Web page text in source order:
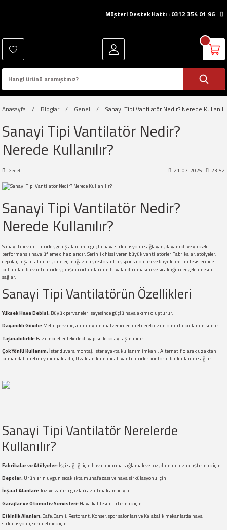
Müşteri Destek Hattı : 0312 354 01 96
Anasayfa Bloglar Genel Sanayi Tipi Vantilatör Nedir? Nerede
Sanayi Tipi Vantilatör Nedir?
Nerede Kullanılır?
Genel 21-07-2025 23:52
Sanayi Tipi Vantilatör Nedir?
Nerede Kullanılır?
Sanayi tipi vantilatörler, geniş alanlarda güçlü hava sirkülasyonu sağlayan, dayanıklı ve yüksek
performanslı hava üfleme cihazlarıdır. Serinlik hissi veren büyük vantilatörler Fabrikalar, atölyeler,
depolar, inşaat alanları, cafeler, mağazalar, restorantlar, spor salonları ve büyük üretim tesislerinde
kullanılan bu vantilatörler, çalışma ortamlarının havalandırılmasını ve sıcaklığın dengelenmesini
sağlar.
Sanayi Tipi Vantilatörün Özellikleri
Yüksek Hava Debisi: Büyük pervaneleri sayesinde güçlü hava akımı oluşturur.
Dayanıklı Gövde: Metal pervane, alüminyum malzemeden üretilerek uzun ömürlü kullanım sunar.
Taşınabilirlik: Bazı modeller tekerlekli yapısı ile kolay taşınabilir.
Çok Yönlü Kullanım:İster duvara montaj, ister ayakta kullanım imkanı. Alternatif olarak uzaktan
kumandalı üretim yapılmaktadır, Uzaktan kumandalı vantilatörler konforlu bir kullanım sağlar.
Sanayi Tipi Vantilatör Nerelerde
Kullanılır?
Fabrikalar ve Atölyeler:İşçi sağlığı için havalandırma sağlamak ve toz, dumanı uzaklaştırmak için.
Depolar: Ürünlerin uygun sıcaklıkta muhafazası ve hava sirkülasyonu için.
İnşaat Alanları:Toz ve zararlı gazları azaltmak amacıyla.
Garajlar ve Otomotiv Servisleri: Hava kalitesini artırmak için.
Etkinlik Alanları:Cafe, Camii, Restorant, Konser, spor salonları ve Kalabalık mekanlarda hava
sirkülasyonu, serinletmek için.